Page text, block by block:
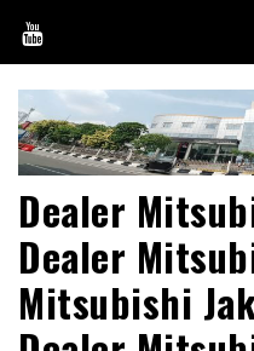
content
Dealer
Dealer
Mitsubishi